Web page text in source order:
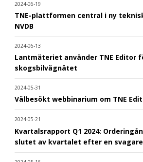
2024-06-19
TNE-plattformen central i ny
NVDB
2024-06-13
Lantmäteriet använder TNE Editor
skogsbilvägnätet
2024-05-31
Välbesökt webbinarium om TNE
2024-05-21
Kvartalsrapport Q1 2024:
slutet av kvartalet efter en